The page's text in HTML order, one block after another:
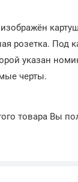
изображён
розетка. Под
указан
черты.
товара Вы